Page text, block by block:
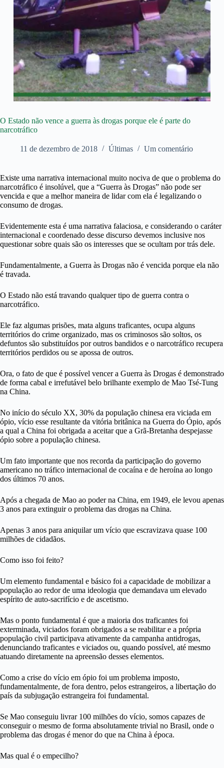
O Estado não vence a guerra às drogas porque ele é parte do
narcotráfico
11 de dezembro de 2018 Últimas Um comentário
Existe uma narrativa internacional muito nociva de que o problema do
narcotráfico é insolúvel, que a “Guerra às Drogas” não pode ser
vencida e que a melhor maneira de lidar com ela é legalizando o
consumo de drogas.
Evidentemente esta é uma narrativa falaciosa, e considerando o caráter
internacional e coordenado desse discurso devemos inclusive nos
questionar sobre quais são os interesses que se ocultam por trás dele.
Fundamentalmente, a Guerra às Drogas não é vencida porque ela não
é travada.
O Estado não está travando qualquer tipo de guerra contra o
narcotráfico.
Ele faz algumas prisões, mata alguns traficantes, ocupa alguns
territórios do crime organizado, mas os criminosos são soltos, os
defuntos são substituídos por outros bandidos e o narcotráfico recupera
territórios perdidos ou se apossa de outros.
Ora, o fato de que é possível vencer a Guerra às Drogas é demonstrado
de forma cabal e irrefutável belo brilhante exemplo de Mao Tsé-Tung
na China.
No início do século XX, 30% da população chinesa era viciada em
ópio, vício esse resultante da vitória britânica na Guerra do Ópio, após
a qual a China foi obrigada a aceitar que a Grã-Bretanha despejasse
ópio sobre a população chinesa.
Um fato importante que nos recorda da participação do governo
americano no tráfico internacional de cocaína e de heroína ao longo
dos últimos 70 anos.
Após a chegada de Mao ao poder na China, em 1949, ele levou apenas
3 anos para extinguir o problema das drogas na China.
Apenas 3 anos para aniquilar um vício que escravizava quase 100
milhões de cidadãos.
Como isso foi feito?
Um elemento fundamental e básico foi a capacidade de mobilizar a
população ao redor de uma ideologia que demandava um elevado
espírito de auto-sacrifício e de ascetismo.
Mas o ponto fundamental é que a maioria dos traficantes foi
exterminada, viciados foram obrigados a se reabilitar e a própria
população civil participava ativamente da campanha antidrogas,
denunciando traficantes e viciados ou, quando possível, até mesmo
atuando diretamente na apreensão desses elementos.
Como a crise do vício em ópio foi um problema imposto,
fundamentalmente, de fora dentro, pelos estrangeiros, a libertação do
país da subjugação estrangeira foi fundamental.
Se Mao conseguiu livrar 100 milhões do vício, somos capazes de
conseguir o mesmo de forma absolutamente trivial no Brasil, onde o
problema das drogas é menor do que na China à época.
Mas qual é o empecilho?